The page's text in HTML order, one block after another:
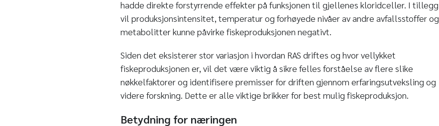
hadde direkte forstyrrende effekter på funksjonen til gjellenes kloridceller. I tillegg
vil produksjonsintensitet, temperatur og forhøyede nivåer av andre avfallsstoffer og
metabolitter kunne påvirke fiskeproduksjonen negativt.
Siden det eksisterer stor variasjon i hvordan RAS driftes og hvor vellykket
fiskeproduksjonen er, vil det være viktig å sikre felles forståelse av flere slike
nøkkelfaktorer og identifisere premisser for driften gjennom erfaringsutveksling og
videre forskning. Dette er alle viktige brikker for best mulig fiskeproduksjon.
Betydning for næringen